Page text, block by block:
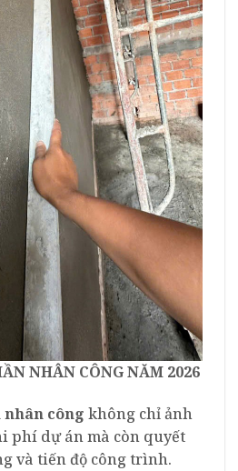
NHÂN CÔNG NĂM 2026
công không chỉ ảnh
phí dự án mà còn quyết
và tiến độ công trình.